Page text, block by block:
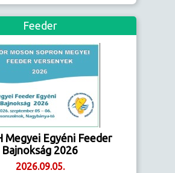
Feeder
Megyei Egyéni Feeder
Bajnokság 2026
2026.09.05.